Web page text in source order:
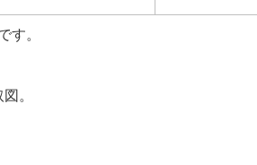
す。
。